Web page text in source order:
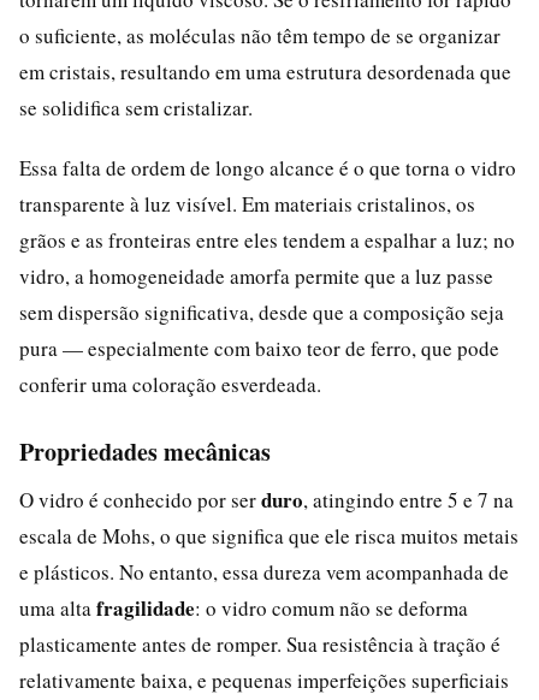
o suficiente, as moléculas não têm tempo de se organizar
em cristais, resultando em uma estrutura desordenada que
se solidifica sem cristalizar.
Essa falta de ordem de longo alcance é o que torna o vidro
transparente à luz visível. Em materiais cristalinos, os
grãos e as fronteiras entre eles tendem a espalhar a luz; no
vidro, a homogeneidade amorfa permite que a luz passe
sem dispersão significativa, desde que a composição seja
pura — especialmente com baixo teor de ferro, que pode
conferir uma coloração esverdeada.
Propriedades mecânicas
O vidro é conhecido por serduro, atingindo entre 5 e 7 na
escala de Mohs, o que significa que ele risca muitos metais
e plásticos. No entanto, essa dureza vem acompanhada de
uma alta fragilidade: o vidro comum não se deforma
plasticamente antes de romper. Sua resistência à tração é
relativamente baixa, e pequenas imperfeições superficiais